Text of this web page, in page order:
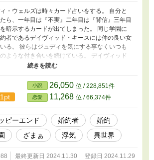
・ウェルズは時々カード占いをする。 自分と
ら、一年目は『不実』二年目は『背信』三年目
暗示するカードが出てしまった。 同じ学園に
者であるデイヴィッド・キースには仲の良い女
る。 彼らはジュディを気にする事なくいつも
ような付き合いを続けている。 デイヴィッド
ュディはデイヴィッドとベリンダとの関係が学
たことで、デイヴィッドを怒らせてしまうのだ
小説 26,050 位 / 228,851件
恋愛 11,268 位 / 66,374件
ピーエンド 婚約者
婚約
ざまぁ 浮気 異世界
最終更新日 2024.11.30 登録日 2024.11.29